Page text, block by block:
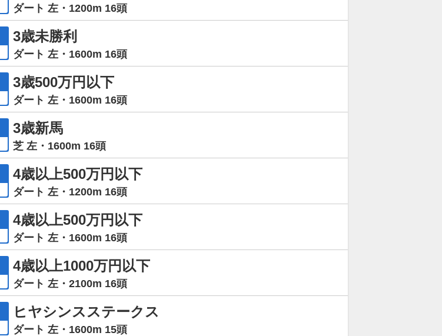
ダート 左・1200m 16頭
3歳未勝利
ダート 左・1600m 16頭
3歳500万円以下
ダート 左・1600m 16頭
3歳新馬
芝 左・1600m 16頭
4歳以上500万円以下
ダート 左・1200m 16頭
4歳以上500万円以下
ダート 左・1600m 16頭
4歳以上1000万円以下
ダート 左・2100m 16頭
ヒヤシンスステークス
ダート 左・1600m 15頭